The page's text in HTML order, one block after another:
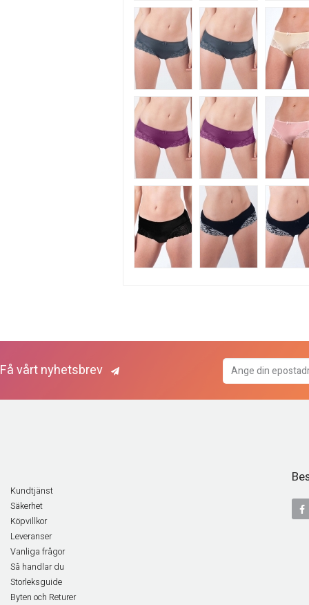
Få vårt nyhetsbrev
Kundtjänst
Säkerhet
Köpvillkor
Leveranser
Vanliga frågor
Så handlar du
Storleksguide
Byten och Returer